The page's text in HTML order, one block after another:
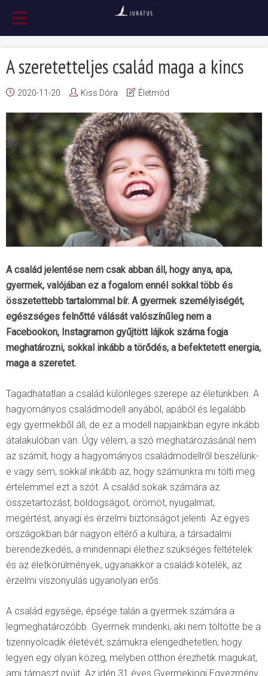
A szeretetteljes család maga a kincs
2020-11-20 Kiss Dóra Életmód
A család jelentése nem csak abban áll, hogy anya, apa,
gyermek, valójában ez a fogalom ennél sokkal több és
összetettebb tartalommal bír. A gyermek személyiségét,
egészséges felnőtté válását valószínűleg nem a
Facebookon, Instagramon gyűjtött lájkok száma fogja
meghatározni, sokkal inkább a törődés, a befektetett energia,
maga a szeretet.
Tagadhatatlan a család különleges szerepe az életünkben. A
hagyományos családmodell anyából, apából és legalább
egy gyermekből áll, de ez a modell napjainkban egyre inkább
átalakulóban van. Úgy vélem, a szó meghatározásánál nem
az számít, hogy a hagyományos családmodellről beszélünk-
e vagy sem, sokkal inkább az, hogy számunkra mi tölti meg
értelemmel ezt a szót. A család sokak számára az
összetartozást, boldogságot, örömöt, nyugalmat,
megértést, anyagi és érzelmi biztonságot jelenti. Az egyes
országokban bár nagyon eltérő a kultúra, a társadalmi
berendezkedés, a mindennapi élethez szükséges feltételek
és az életkörülmények, ugyanakkor a családi kötelék, az
érzelmi viszonyulás ugyanolyan erős.
A család egysége, épsége talán a gyermek számára a
legmeghatározóbb. Gyermek mindenki, aki nem töltötte be a
tizennyolcadik életévét, számukra elengedhetetlen, hogy
legyen egy olyan közeg, melyben otthon érezhetik magukat,
ami támaszt nyújt. Az idén 31 éves Gyermekjogi Egyezmény